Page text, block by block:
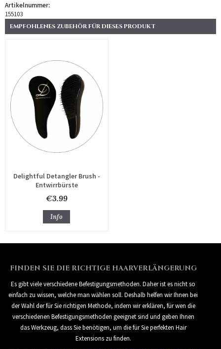
Artikelnummer:
155103
EMPFOHLENES ZUBEHÖR FÜR DIESES PRODUKT
Delightful Detangler Brush -
Entwirrbürste
€3.99
Info
FINDEN SIE DIE RICHTIGE HAARVERLÄNGERUNG
Es gibt viele verschiedene Befestigungsmethoden. Daher ist es nicht so
einfach zu wissen, welche man wählen soll. Deshalb helfen wir Ihnen bei
der Wahl der für Sie richtigen Methode, indem wir erklären, für wen die
verschiedenen Befestigungsmethoden geeignet sind und geben Ihnen
das Werkzeug, dass Sie benötigen, um die für Sie perfekten Hair
Extensions zu finden.